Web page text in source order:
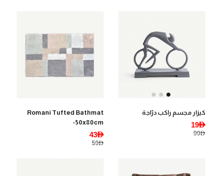
كيزار مجسم راكب درّاجة
19AED
99AED
Romani Tufted Bathmat
-50x80cm
43AED
59AED